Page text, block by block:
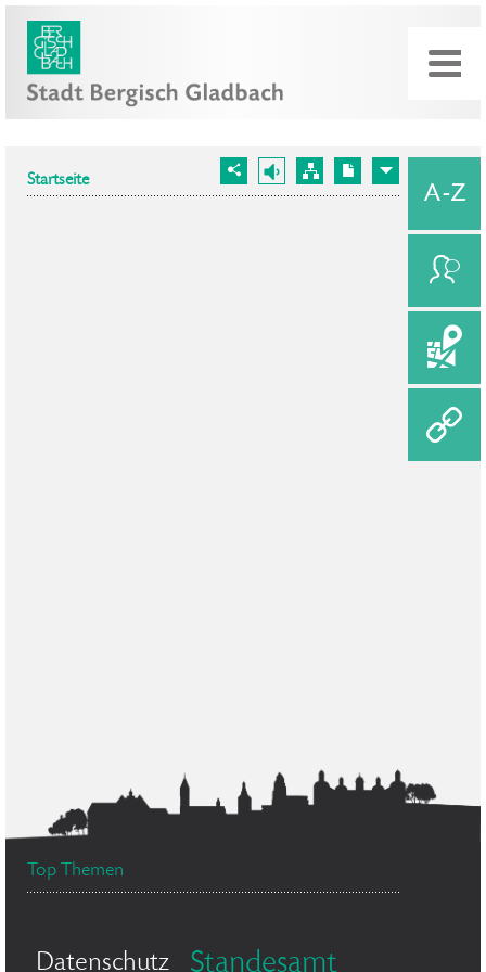
Startseite
Top Themen
Datenschutz Standesamt